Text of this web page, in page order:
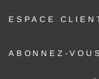
ESPACE
ABONNEZ-VOUS